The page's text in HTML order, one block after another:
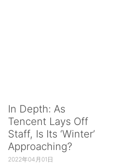
In Depth: As
Tencent Lays Off
Staff, Is Its ‘Winter’
Approaching?
2022年04月01日